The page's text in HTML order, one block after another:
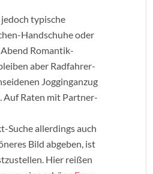
typische
Handschuhe oder
Romantik-
aber Radfahrer-
Jogginganzug
Raten mit Partner-
Suche allerdings auch
Bild abgeben, ist
Hier reißen